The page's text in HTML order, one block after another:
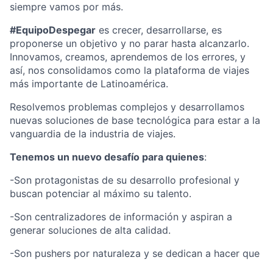
siempre vamos por más.
#EquipoDespegar es crecer, desarrollarse, es
proponerse un objetivo y no parar hasta alcanzarlo.
Innovamos, creamos, aprendemos de los errores, y
así, nos consolidamos como la plataforma de viajes
más importante de Latinoamérica.
Resolvemos problemas complejos y desarrollamos
nuevas soluciones de base tecnológica para estar a la
vanguardia de la industria de viajes.
Tenemos un nuevo desafío para quienes:
-Son protagonistas de su desarrollo profesional y
buscan potenciar al máximo su talento.
-Son centralizadores de información y aspiran a
generar soluciones de alta calidad.
-Son pushers por naturaleza y se dedican a hacer que